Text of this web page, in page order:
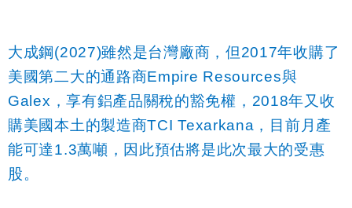
大成鋼(2027)雖然是台灣廠商，但2017年收購了
美國第二大的通路商Empire Resources與
Galex ，享有鋁產品關稅的豁免權， 2018年又收
購美國本土的製造商TCI Texarkana ，目前月產
能可達1.3萬噸，因此預估將是此次最大的受惠
股。